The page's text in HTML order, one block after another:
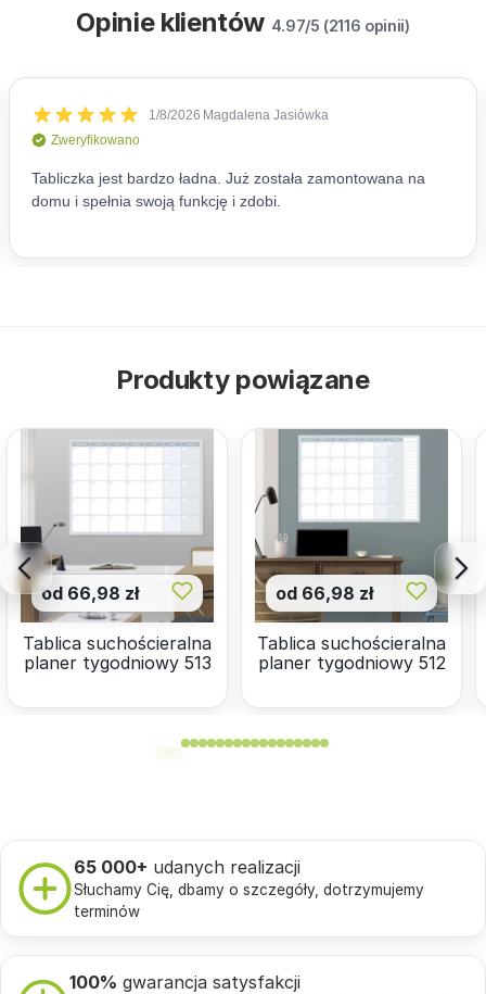
Opinie klientów 4.97/5 (2116 opinii)
Produkty powiązane
od 66,98 zł
Tablica suchościeralna
planer tygodniowy 513
od 66,98 zł
Tablica suchościeralna
planer tygodniowy 512
65 000+ udanych realizacji
Słuchamy Cię, dbamy o szczegóły, dotrzymujemy
terminów
100% gwarancja satysfakcji